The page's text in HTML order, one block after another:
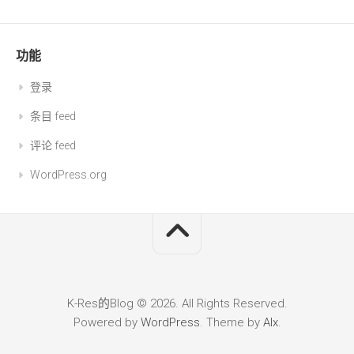
功能
登录
条目 feed
评论 feed
WordPress.org
K-Res的Blog © 2026. All Rights Reserved.
Powered by WordPress. Theme by Alx.